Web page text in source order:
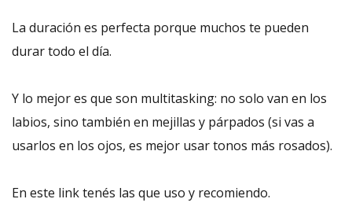
La duración es perfecta porque muchos te pueden
durar todo el día.
Y lo mejor es que son multitasking: no solo van en los
labios, sino también en mejillas y párpados (si vas a
usarlos en los ojos, es mejor usar tonos más rosados).
En este link tenés las que uso y recomiendo.